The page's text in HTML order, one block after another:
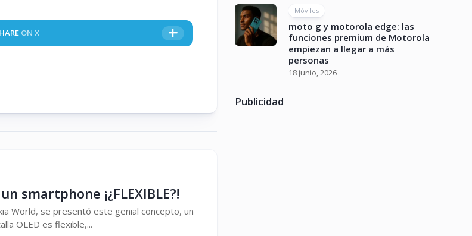
ON X
smartphone ¡¿FLEXIBLE?!
World, se presentó este genial concepto, un
OLED es flexible,...
Móviles
moto g y motorola edge: las
funciones premium de Motorola
empiezan a llegar a más
personas
18 junio, 2026
Publicidad